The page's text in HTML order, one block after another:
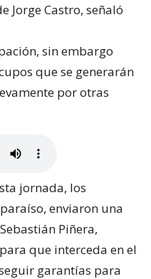
Jorge Castro, señaló
sin embargo
que se generarán
por otras
jornada, los
enviaron una
Piñera,
que interceda en el
garantías para